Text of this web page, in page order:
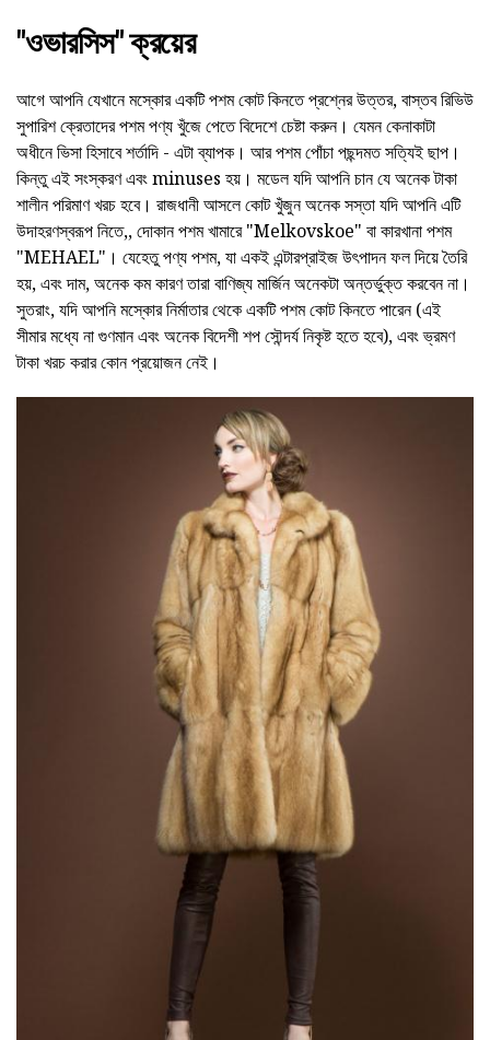
"ওভারসিস" ক্রয়ের
আগে আপনি যেখানে মস্কোর একটি পশম কোট কিনতে প্রশ্নের উত্তর, বাস্তব রিভিউ
সুপারিশ ক্রেতাদের পশম পণ্য খুঁজে পেতে বিদেশে চেষ্টা করুন। যেমন কেনাকাটা
অধীনে ভিসা হিসাবে শর্তাদি - এটা ব্যাপক। আর পশম পোঁচা পছন্দমত সত্যিই ছাপ।
কিন্তু এই সংস্করণ এবং minuses হয়। মডেল যদি আপনি চান যে অনেক টাকা
শালীন পরিমাণ খরচ হবে। রাজধানী আসলে কোট খুঁজুন অনেক সস্তা যদি আপনি এটি
উদাহরণস্বরূপ নিতে,, দোকান পশম খামারে "Melkovskoe" বা কারখানা পশম
"MEHAEL"। যেহেতু পণ্য পশম, যা একই এন্টারপ্রাইজ উৎপাদন ফল দিয়ে তৈরি
হয়, এবং দাম, অনেক কম কারণ তারা বাণিজ্য মার্জিন অনেকটা অন্তর্ভুক্ত করবেন না।
সুতরাং, যদি আপনি মস্কোর নির্মাতার থেকে একটি পশম কোট কিনতে পারেন (এই
সীমার মধ্যে না গুণমান এবং অনেক বিদেশী শপ সৌন্দর্য নিকৃষ্ট হতে হবে), এবং ভ্রমণ
টাকা খরচ করার কোন প্রয়োজন নেই।